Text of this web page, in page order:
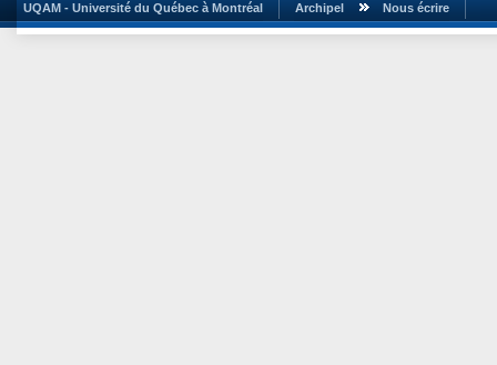
UQAM - Université du Québec à Montréal Archipel Nous écrire